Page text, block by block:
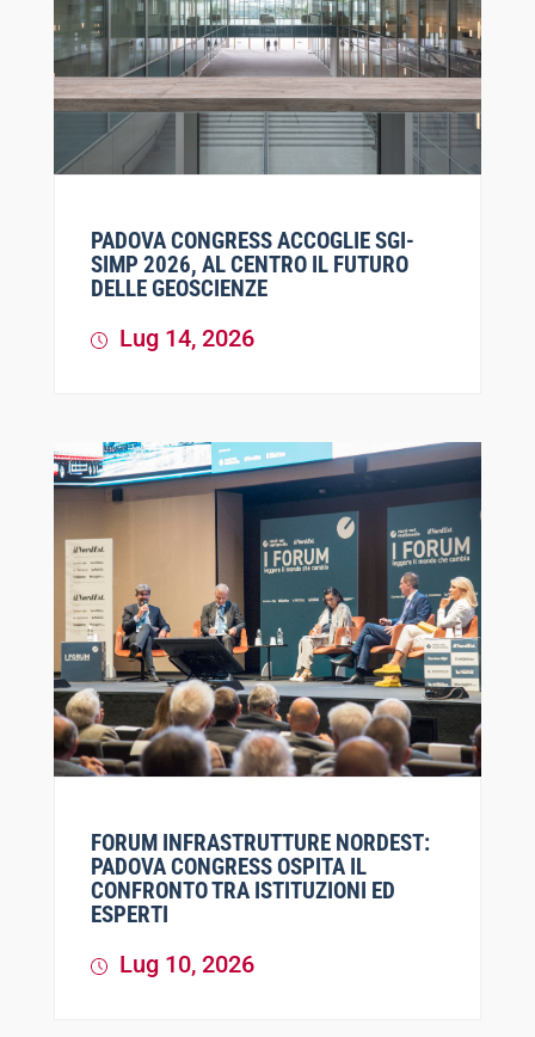
PADOVA CONGRESS ACCOGLIE SGI-
SIMP 2026, AL CENTRO IL FUTURO
DELLE GEOSCIENZE
Lug 14, 2026
FORUM INFRASTRUTTURE NORDEST:
PADOVA CONGRESS OSPITA IL
CONFRONTO TRA ISTITUZIONI ED
ESPERTI
Lug 10, 2026